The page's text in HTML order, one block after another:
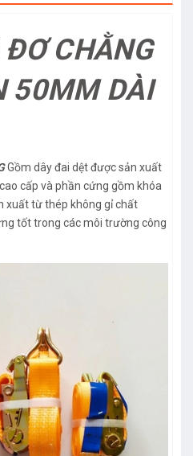
CHẰNG
50MM DÀI
Gồm dây đai dệt được sản xuất
cấp và phần cứng gồm khóa
xuất từ thép không gỉ chất
tốt trong các môi trường công